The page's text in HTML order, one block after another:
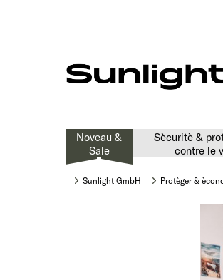
Noveau &
Sale
Sècuritè &
contre le
Sunlight GmbH Protèger &